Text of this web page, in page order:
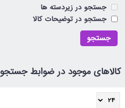
جستجو در زیردسته ها
جستجو در توضیحات کالا
کالاهای موجود در ضوابط جستجو